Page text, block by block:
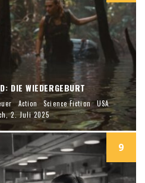
DIE WIEDERGEBURT
Action Science Fiction
USA
2. Juli 2025
9